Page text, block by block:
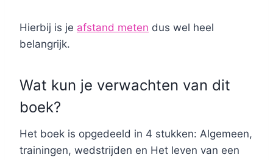
Hierbij is je afstand meten dus wel heel
belangrijk.
Wat kun je verwachten van dit
boek?
Het boek is opgedeeld in 4 stukken: Algemeen,
trainingen, wedstrijden en Het leven van een